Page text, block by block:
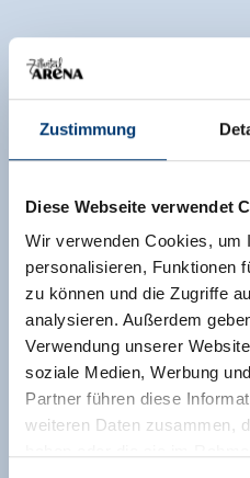
Zustimmung
Diese Webseite verwendet
Wir verwenden Cookies, um
personalisieren, Funktionen
zu können und die Zugriffe
analysieren. Außerdem
Verwendung unserer
soziale Medien, Werbung
Partner führen diese
weiteren Daten zusammen,